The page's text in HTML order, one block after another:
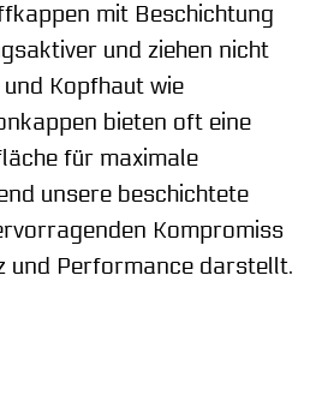
mit Beschichtung
und ziehen nicht
Kopfhaut wie
bieten oft eine
für maximale
unsere beschichtete
Kompromiss
und Performance darstellt.